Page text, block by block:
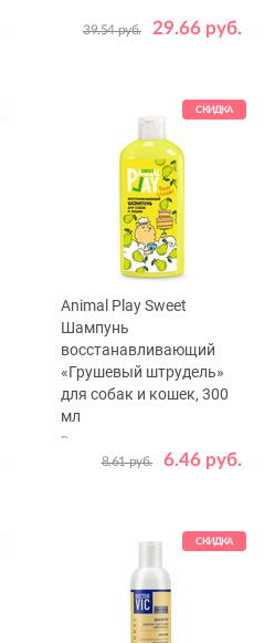
29.66 руб.
39.54 руб.
СКИДКА
Animal Play Sweet
Шампунь
восстанавливающий
«Грушевый штрудель»
для собак и кошек, 300
мл
Восстанавливает структуру и
блеск шерсти
6.46 руб.
8.61 руб.
СКИДКА